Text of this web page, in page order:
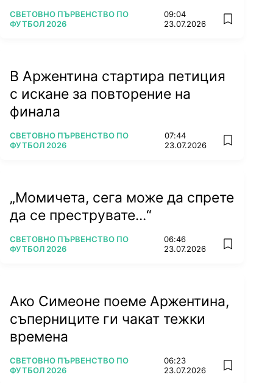
ПОВЕЧЕ ОТ
СВЕТОВНО ПЪРВЕНСТВО ПО
ФУТБОЛ 2026
09:04
23.07.2026
add
В Аржентина стартира петиция
с искане за повторение на
финала
ПОВЕЧЕ ОТ
СВЕТОВНО ПЪРВЕНСТВО ПО
ФУТБОЛ 2026
07:44
23.07.2026
add
„Момичета, сега може да спрете
да се преструвате...“
ПОВЕЧЕ ОТ
СВЕТОВНО ПЪРВЕНСТВО ПО
ФУТБОЛ 2026
06:46
23.07.2026
add
Ако Симеоне поеме Аржентина,
съперниците ги чакат тежки
времена
ПОВЕЧЕ ОТ
СВЕТОВНО ПЪРВЕНСТВО ПО
ФУТБОЛ 2026
06:23
23.07.2026
add